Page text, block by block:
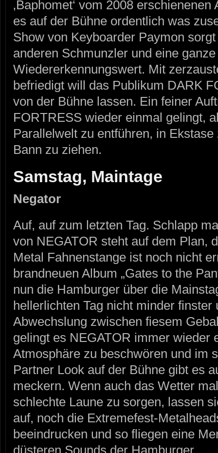
‚Baphomet‘ vom 2008
es auf der Bühne ordentlich was
Show von Keyboarder Paymon
anderen Schmunzler und eine
Wiedererkennungswert. Mit
befriedigt will das Publikum DARK
von der Bühne lassen. Ein feiner
FORTRESS wieder einmal gelingt,
Parallelwelt zu entführen, in
Bann zu ziehen.
Samstag, Maintage
Negator
Auf, auf zum letzten Tag. Schlapp
von NEGATOR steht auf dem Plan,
Metal Fahnenstange ist noch nicht
brandneuen Album „Gates to the
nun die Hamburger über die
hellerlichten Tag nicht minder
Abwechslung zwischen fiesem
gelingt es NEGATOR immer wieder
Atmosphäre zu beschwören und im
Partner Look auf der Bühne gibt es
meckern. Wenn auch das Wetter
schlechte Laune zu sorgen, lassen
auf, noch die Extremefest-
beeindrucken und so fliegen eine
düsteren Sounds der Hamburger.